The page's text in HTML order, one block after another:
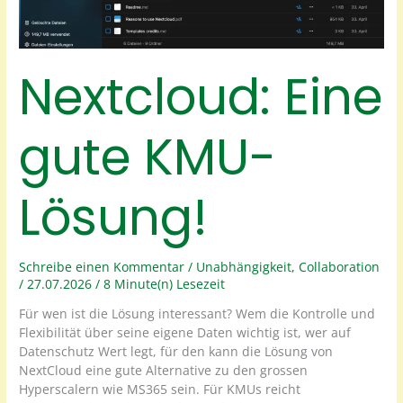
Nextcloud: Eine
gute KMU-
Lösung!
Schreibe einen Kommentar / Unabhängigkeit,Collaboration
/ 27.07.2026/8 Minute(n) Lesezeit
Für wen ist die Lösung interessant? Wem die Kontrolle und
Flexibilität über seine eigene Daten wichtig ist, wer auf
Datenschutz Wert legt, für den kann die Lösung von
NextCloud eine gute Alternative zu den grossen
Hyperscalern wie MS365 sein. Für KMUs reicht